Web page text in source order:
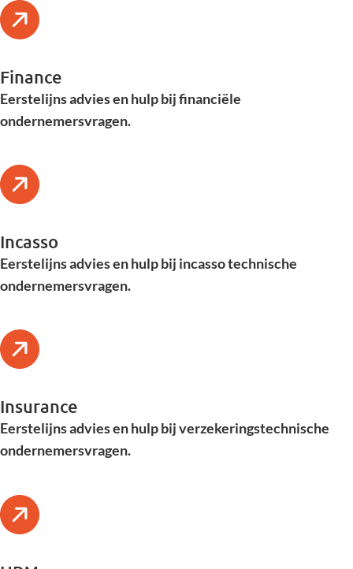
Finance
Eerstelijns advies en hulp bij financiële
ondernemersvragen.
Incasso
Eerstelijns advies en hulp bij incasso technische
ondernemersvragen.
Insurance
Eerstelijns advies en hulp bij verzekeringstechnische
ondernemersvragen.